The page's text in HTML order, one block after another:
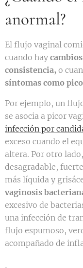
anormal?
El flujo vaginal
cuando hay
consistencia, o
síntomas como
Por ejemplo, un
se asocia a picor
infección por
exceso cuando el
altera. Por otro
desagradable,
más líquida y
vaginosis
excesivo de
una infección de
flujo espumoso,
acompañado de